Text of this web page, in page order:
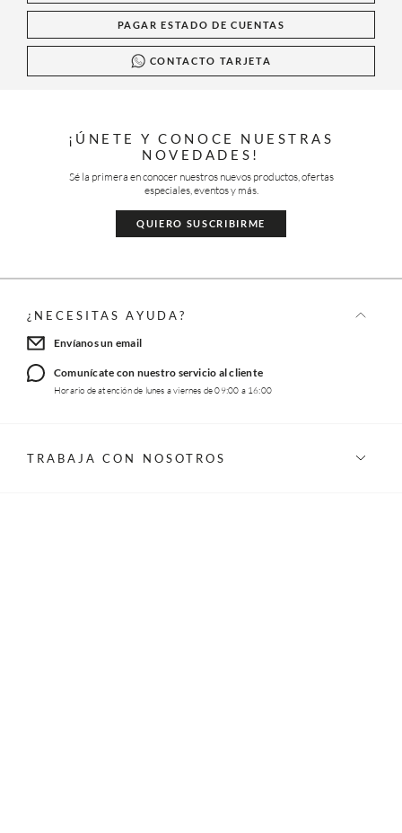
PAGAR ESTADO DE CUENTAS
CONTACTO TARJETA
¡ÚNETE Y CONOCE NUESTRAS
NOVEDADES!
Sé la primera en conocer nuestros nuevos productos, ofertas
especiales, eventos y más.
QUIERO SUSCRIBIRME
¿NECESITAS AYUDA?
Envíanos un email
Comunícate con nuestro servicio al cliente
Horario de atención de lunes a viernes de 09:00 a 16:00
TRABAJA CON NOSOTROS